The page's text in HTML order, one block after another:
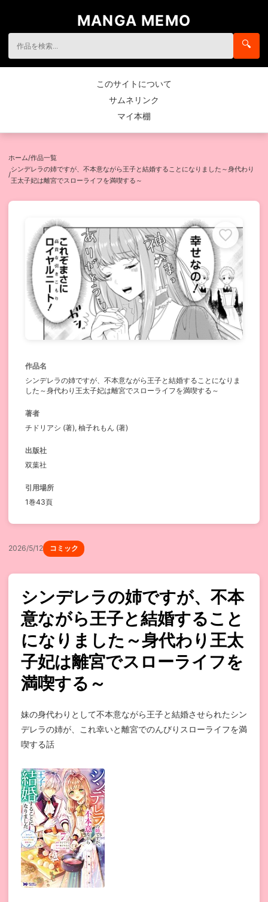
MANGA MEMO
🔍
このサイトについて
サムネリンク
マイ本棚
ホーム/作品一覧
/
シンデレラの姉ですが、不本意ながら王子と結婚することになりました～身代わり
王太子妃は離宮でスローライフを満喫する～
作品名
シンデレラの姉ですが、不本意ながら王子と結婚することになりま
した～身代わり王太子妃は離宮でスローライフを満喫する～
著者
チドリアシ (著), 柚子れもん (著)
出版社
双葉社
引用場所
1巻43頁
2026/5/12 コミック
シンデレラの姉ですが、不本
意ながら王子と結婚すること
になりました～身代わり王太
子妃は離宮でスローライフを
満喫する～
妹の身代わりとして不本意ながら王子と結婚させられたシン
デレラの姉が、これ幸いと離宮でのんびりスローライフを満
喫する話